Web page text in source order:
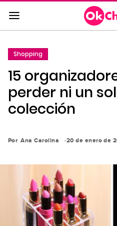
Saltar
al
contenido
la
navegación
principal
Shopping
15
perder ni un
colección
Por Ana Carolina 20 de enero de